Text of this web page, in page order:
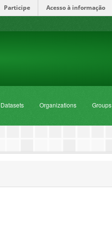
Participe Acesso à informação
Datasets Organizations Groups